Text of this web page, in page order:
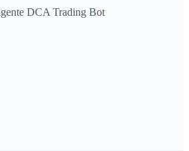
DCA Trading Bot